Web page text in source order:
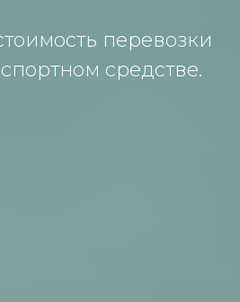
перевoзки
средстве.